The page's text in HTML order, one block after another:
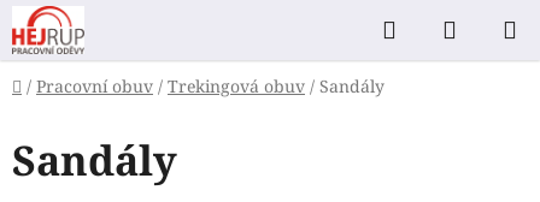
Přejít
na
obsah
Hledat
KOŠÍK
Domů
/ Pracovní obuv / Trekingová obuv / Sandály
Sandály